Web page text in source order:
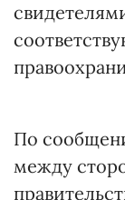
По
между